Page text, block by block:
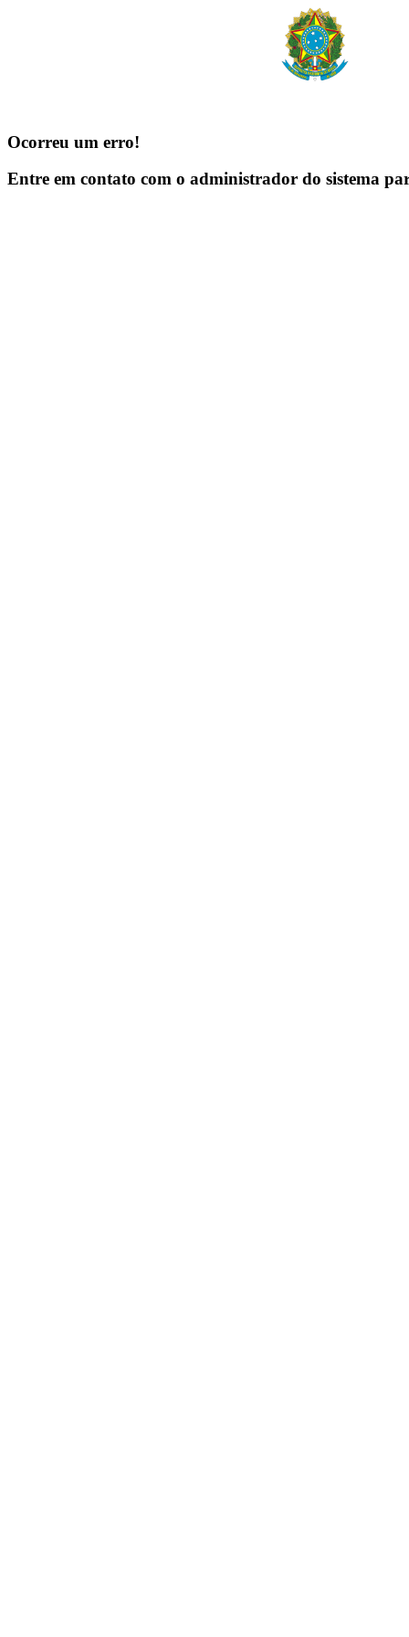
Ocorreu um erro!
Entre em contato com o administrador do sistema